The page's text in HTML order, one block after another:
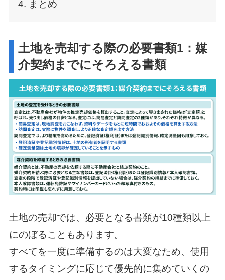
4. まとめ
土地を売却する際の必要書類1：媒
介契約までにそろえる書類
土地の売却では、必要となる書類が10種類以上
にのぼることもあります。
すべてを一度に準備するのは大変なため、使用
するタイミングに応じて優先的に集めていくの